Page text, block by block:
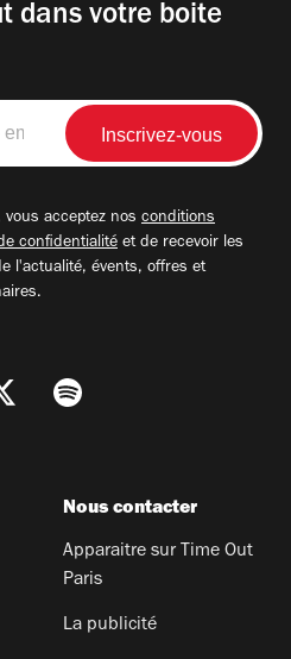
dans votre boite
acceptez nos conditions
confidentialité et de recevoir les
l'actualité, évents, offres et
Nous contacter
Apparaitre sur Time Out
Paris
La publicité